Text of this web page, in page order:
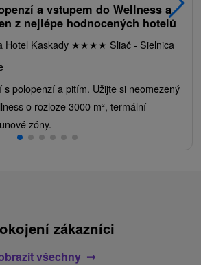
a vstupem do Wellness a
z nejlépe hodnocených hotelů
Hotel Kaskady ★★★★ Sliač - Sielnica
polopenzí a pitím. Užijte si neomezený
o rozloze 3000 m², termální
zóny.
zákazníci
všechny